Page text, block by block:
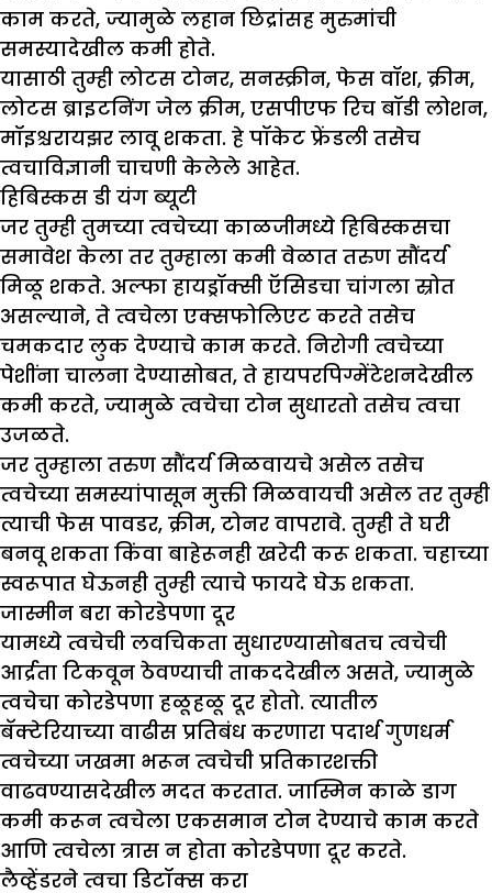
काम करते, ज्यामुळे लहान छिद्रांसह मुरुमांची
समस्यादेखील कमी होते.
यासाठी तुम्ही लोटस टोनर, सनस्क्रीन, फेस वॉश, क्रीम,
लोटस ब्राइटनिंग जेल क्रीम, एसपीएफ रिच बॉडी लोशन,
मॉइश्चरायझर लावू शकता. हे पॉकेट फ्रेंडली तसेच
त्वचाविज्ञानी चाचणी केलेले आहेत.
हिबिस्कस डी यंग ब्यूटी
जर तुम्ही तुमच्या त्वचेच्या काळजीमध्ये हिबिस्कसचा
समावेश केला तर तुम्हाला कमी वेळात तरुण सौंदर्य
मिळू शकते. अल्फा हायड्रॉक्सी ऍसिडचा चांगला स्रोत
असल्याने, ते त्वचेला एक्सफोलिएट करते तसेच
चमकदार लुक देण्याचे काम करते. निरोगी त्वचेच्या
पेशींना चालना देण्यासोबत, ते हायपरपिग्मेंटेशनदेखील
कमी करते, ज्यामुळे त्वचेचा टोन सुधारतो तसेच त्वचा
उजळते.
जर तुम्हाला तरुण सौंदर्य मिळवायचे असेल तसेच
त्वचेच्या समस्यांपासून मुक्ती मिळवायची असेल तर तुम्ही
त्याची फेस पावडर, क्रीम, टोनर वापरावे. तुम्ही ते घरी
बनवू शकता किंवा बाहेरूनही खरेदी करू शकता. चहाच्या
स्वरूपात घेऊनही तुम्ही त्याचे फायदे घेऊ शकता.
जास्मीन बरा कोरडेपणा दूर
यामध्ये त्वचेची लवचिकता सुधारण्यासोबतच त्वचेची
आर्द्रता टिकवून ठेवण्याची ताकददेखील असते, ज्यामुळे
त्वचेचा कोरडेपणा हळूहळू दूर होतो. त्यातील
बॅक्टेरियाच्या वाढीस प्रतिबंध करणारा पदार्थ गुणधर्म
त्वचेच्या जखमा भरून त्वचेची प्रतिकारशक्ती
वाढवण्यासदेखील मदत करतात. जास्मिन काळे डाग
कमी करून त्वचेला एकसमान टोन देण्याचे काम करते
आणि त्वचेला त्रास न होता कोरडेपणा दूर करते.
लैव्हेंडरने त्वचा डिटॉक्स करा